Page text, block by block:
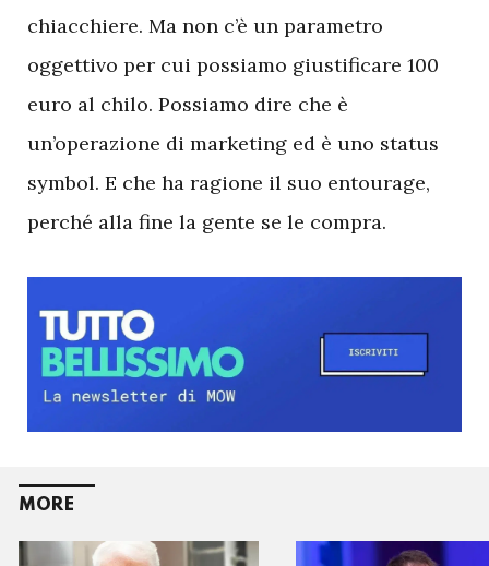
chiacchiere. Ma non c’è un parametro
oggettivo per cui possiamo giustificare 100
euro al chilo. Possiamo dire che è
un’operazione di marketing ed è uno status
symbol. E che ha ragione il suo entourage,
perché alla fine la gente se le compra.
MORE